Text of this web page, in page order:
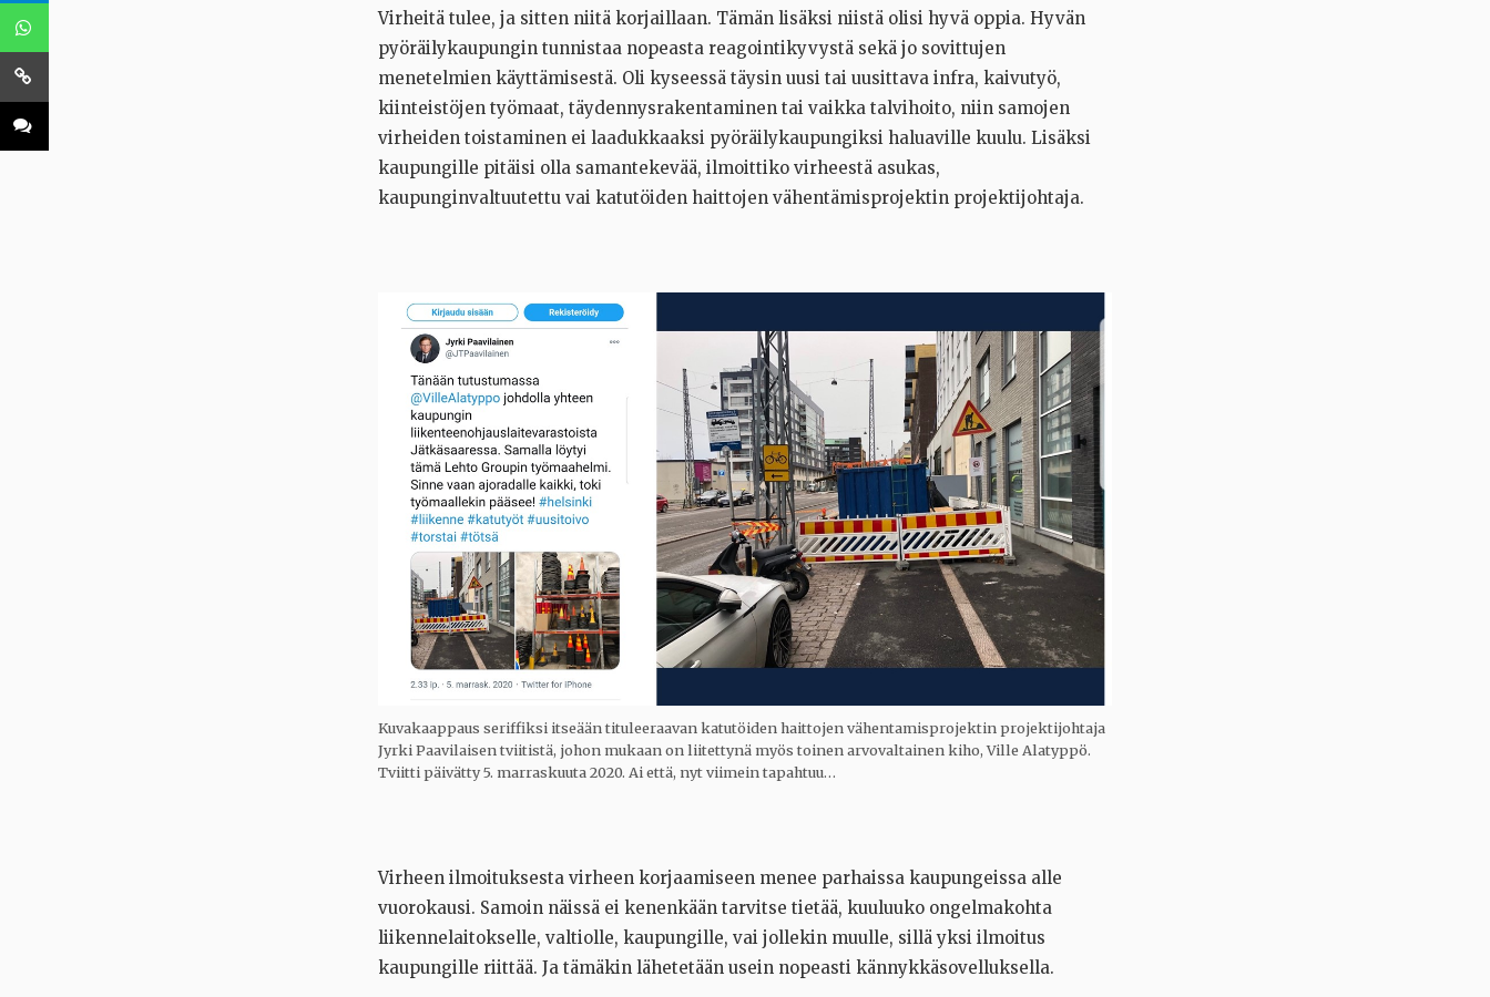
Virheitä tulee, ja sitten niitä korjaillaan. Tämän lisäksi niistä olisi hyvä oppia. Hyvän
pyöräilykaupungin tunnistaa nopeasta reagointikyvystä sekä jo sovittujen
menetelmien käyttämisestä. Oli kyseessä täysin uusi tai uusittava infra, kaivutyö,
kiinteistöjen työmaat, täydennysrakentaminen tai vaikka talvihoito, niin samojen
virheiden toistaminen ei laadukkaaksi pyöräilykaupungiksi haluaville kuulu. Lisäksi
kaupungille pitäisi olla samantekevää, ilmoittiko virheestä asukas,
kaupunginvaltuutettu vai katutöiden haittojen vähentämisprojektin projektijohtaja.
Kuvakaappaus seriffiksi itseään tituleeraavan katutöiden haittojen vähentamisprojektin projektijohtaja
Jyrki Paavilaisen tviitistä, johon mukaan on liitettynä myös toinen arvovaltainen kiho, Ville Alatyppö.
Tviitti päivätty 5. marraskuuta 2020. Ai että, nyt viimein tapahtuu…
Virheen ilmoituksesta virheen korjaamiseen menee parhaissa kaupungeissa alle
vuorokausi. Samoin näissä ei kenenkään tarvitse tietää, kuuluuko ongelmakohta
liikennelaitokselle, valtiolle, kaupungille, vai jollekin muulle, sillä yksi ilmoitus
kaupungille riittää. Ja tämäkin lähetetään usein nopeasti kännykkäsovelluksella.